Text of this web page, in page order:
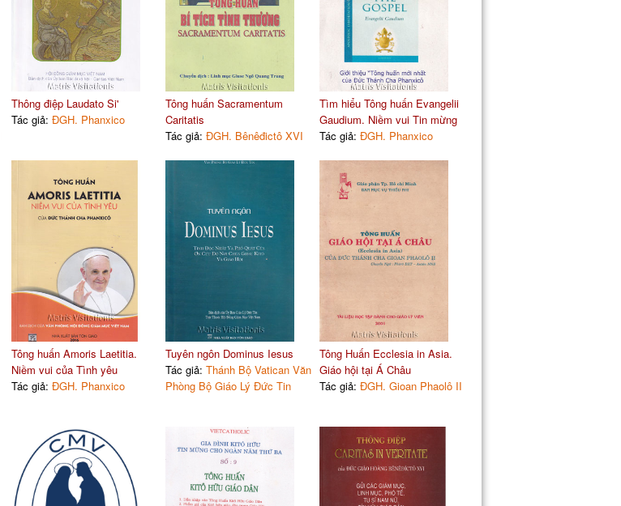
Thông điệp Laudato Si'
Tác giả: ĐGH. Phanxico
Tông huấn Sacramentum
Caritatis
Tác giả: ĐGH. Bênêđictô XVI
Tìm hiểu Tông huấn Evangelii
Gaudium. Niềm vui Tin mừng
Tác giả: ĐGH. Phanxico
Tông huấn Amoris Laetitia.
Niềm vui của Tình yêu
Tác giả: ĐGH. Phanxico
Tuyên ngôn Dominus Iesus
Tác giả: Thánh Bộ Vatican Văn
Phòng Bộ Giáo Lý Đức Tin
Tông Huấn Ecclesia in Asia.
Giáo hội tại Á Châu
Tác giả: ĐGH. Gioan Phaolô II